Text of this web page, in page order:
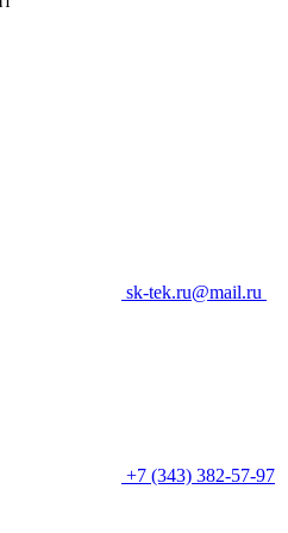
sk-tek.ru@mail.ru
+7 (343) 382-57-97